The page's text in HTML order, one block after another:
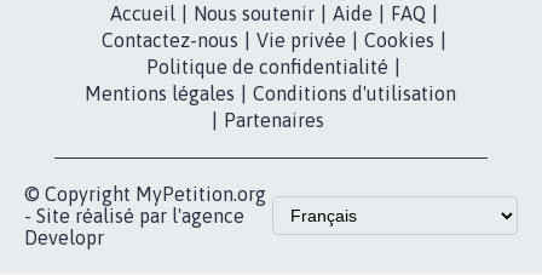
Accueil Nous soutenir Aide FAQ
Contactez-nous
Vie privée Cookies
Politique de confidentialité
Mentions légales
Conditions d'utilisation
Partenaires
© Copyright MyPetition.org
- Site réalisé par l'agence
Developr